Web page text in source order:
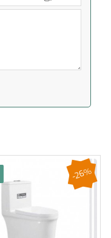
-26%